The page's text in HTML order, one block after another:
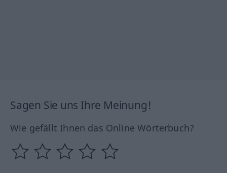
Sagen Sie uns Ihre Meinung!
Wie gefällt Ihnen das Online Wörterbuch?